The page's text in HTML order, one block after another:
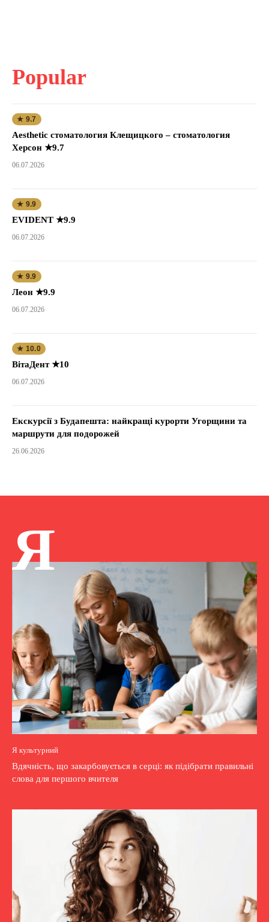
Popular
★ 9.7
Aesthetic стоматология Клещицкого – стоматология
Херсон ★9.7
06.07.2026
★ 9.9
EVIDENT ★9.9
06.07.2026
★ 9.9
Леон ★9.9
06.07.2026
★ 10.0
ВітаДент ★10
06.07.2026
Екскурсії з Будапешта: найкращі курорти Угорщини та
маршрути для подорожей
26.06.2026
Я
Я культурний
Вдячність, що закарбовується в серці: як підібрати правильні
слова для першого вчителя